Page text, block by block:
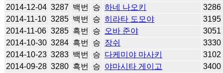
2014-12-04 3287 백번 승 하네 나오키
3286
2014-11-10 3285 백번 승 히라타 도모야
3195
2014-11-06 3285 흑번 승 오바 준야
3051
2014-10-30 3284 흑번 승 장쉬
3330
2014-10-23 3283 백번 승 다케미야 마사키
3102
2014-09-28 3280 흑번 승 야마시타 게이고
3400